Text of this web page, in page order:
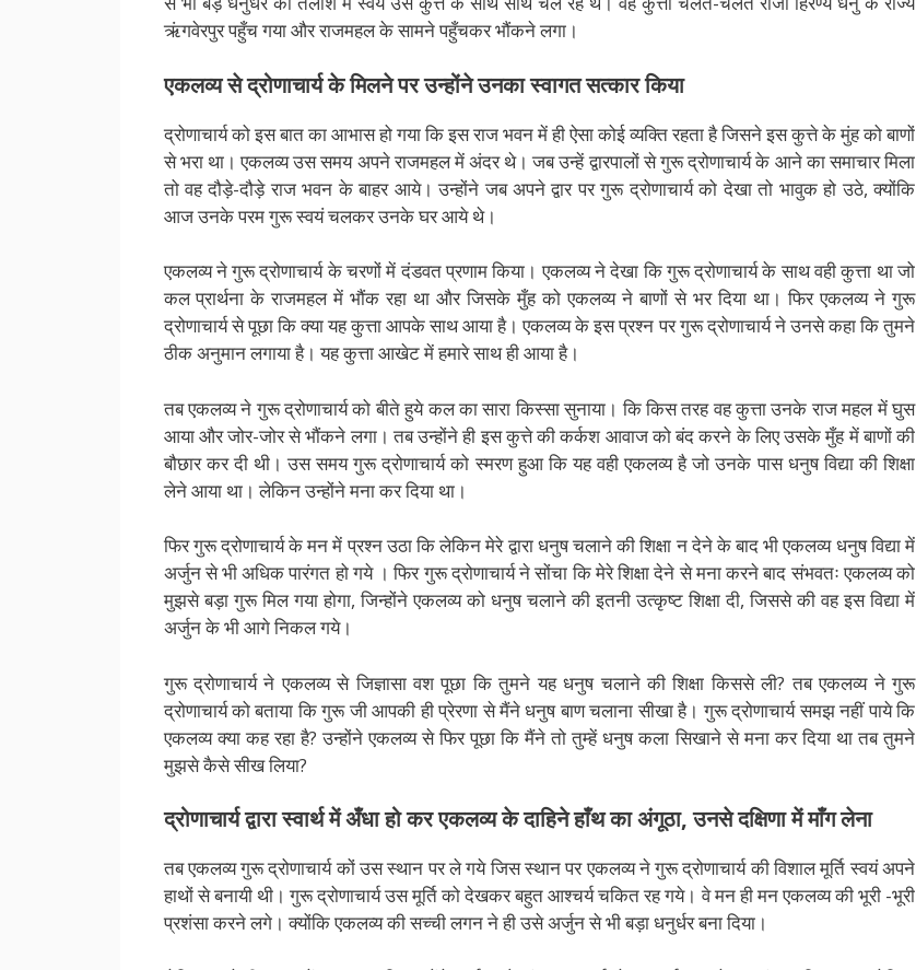
ऋंगवेरपुर पहुँच गया और राजमहल के सामने पहुँचकर भौंकने लगा।
एकलव्य से द्रोणाचार्य के मिलने पर उन्होंने उनका स्वागत सत्कार किया
द्रोणाचार्य को इस बात का आभास हो गया कि इस राज भवन में ही ऐसा कोई व्यक्ति रहता है जिसने इस कुत्ते के मुंह को बाणों
से भरा था। एकलव्य उस समय अपने राजमहल में अंदर थे। जब उन्हें द्वारपालों से गुरू द्रोणाचार्य के आने का समाचार मिला
तो वह दौड़े-दौड़े राज भवन के बाहर आये। उन्होंने जब अपने द्वार पर गुरू द्रोणाचार्य को देखा तो भावुक हो उठे, क्योंकि
आज उनके परम गुरू स्वयं चलकर उनके घर आये थे।
एकलव्य ने गुरू द्रोणाचार्य के चरणों में दंडवत प्रणाम किया। एकलव्य ने देखा कि गुरू द्रोणाचार्य के साथ वही कुत्ता था जो
कल प्रार्थना के राजमहल में भौंक रहा था और जिसके मुँह को एकलव्य ने बाणों से भर दिया था। फिर एकलव्य ने गुरू
द्रोणाचार्य से पूछा कि क्या यह कुत्ता आपके साथ आया है। एकलव्य के इस प्रश्न पर गुरू द्रोणाचार्य ने उनसे कहा कि तुमने
ठीक अनुमान लगाया है। यह कुत्ता आखेट में हमारे साथ ही आया है।
तब एकलव्य ने गुरू द्रोणाचार्य को बीते हुये कल का सारा किस्सा सुनाया। कि किस तरह वह कुत्ता उनके राज महल में घुस
आया और जोर-जोर से भौंकने लगा। तब उन्होंने ही इस कुत्ते की कर्कश आवाज को बंद करने के लिए उसके मुँह में बाणों की
बौछार कर दी थी। उस समय गुरू द्रोणाचार्य को स्मरण हुआ कि यह वही एकलव्य है जो उनके पास धनुष विद्या की शिक्षा
लेने आया था। लेकिन उन्होंने मना कर दिया था।
फिर गुरू द्रोणाचार्य के मन में प्रश्न उठा कि लेकिन मेरे द्वारा धनुष चलाने की शिक्षा न देने के बाद भी एकलव्य धनुष विद्या में
अर्जुन से भी अधिक पारंगत हो गये । फिर गुरू द्रोणाचार्य ने सोंचा कि मेरे शिक्षा देने से मना करने बाद संभवतः एकलव्य को
मुझसे बड़ा गुरू मिल गया होगा, जिन्होंने एकलव्य को धनुष चलाने की इतनी उत्कृष्ट शिक्षा दी, जिससे की वह इस विद्या में
अर्जुन के भी आगे निकल गये।
गुरू द्रोणाचार्य ने एकलव्य से जिज्ञासा वश पूछा कि तुमने यह धनुष चलाने की शिक्षा किससे ली? तब एकलव्य ने गुरू
द्रोणाचार्य को बताया कि गुरू जी आपकी ही प्रेरणा से मैंने धनुष बाण चलाना सीखा है। गुरू द्रोणाचार्य समझ नहीं पाये कि
एकलव्य क्या कह रहा है? उन्होंने एकलव्य से फिर पूछा कि मैंने तो तुम्हें धनुष कला सिखाने से मना कर दिया था तब तुमने
मुझसे कैसे सीख लिया?
द्रोणाचार्य द्वारा स्वार्थ में अँधा हो कर एकलव्य के दाहिने हाँथ का अंगूठा, उनसे दक्षिणा में माँग लेना
तब एकलव्य गुरू द्रोणाचार्य कों उस स्थान पर ले गये जिस स्थान पर एकलव्य ने गुरू द्रोणाचार्य की विशाल मूर्ति स्वयं अपने
हाथों से बनायी थी। गुरू द्रोणाचार्य उस मूर्ति को देखकर बहुत आश्चर्य चकित रह गये। वे मन ही मन एकलव्य की भूरी -भूरी
प्रशंसा करने लगे। क्योंकि एकलव्य की सच्ची लगन ने ही उसे अर्जुन से भी बड़ा धनुर्धर बना दिया।